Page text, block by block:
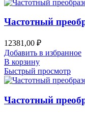
Частотный
12381,00 ₽
Добавить в избранное
В корзину
Быстрый просмотр
Частотный